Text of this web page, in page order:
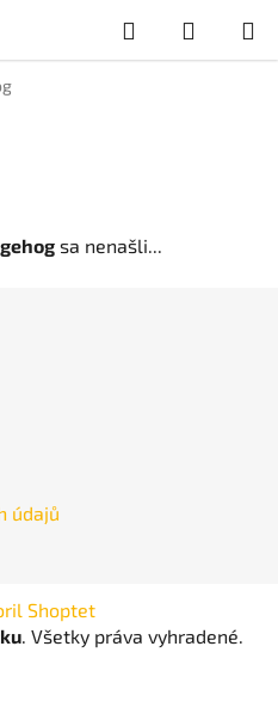
Hľadať
KOŠÍK
sa nenašli...
údajů
Shoptet
. Všetky práva vyhradené.